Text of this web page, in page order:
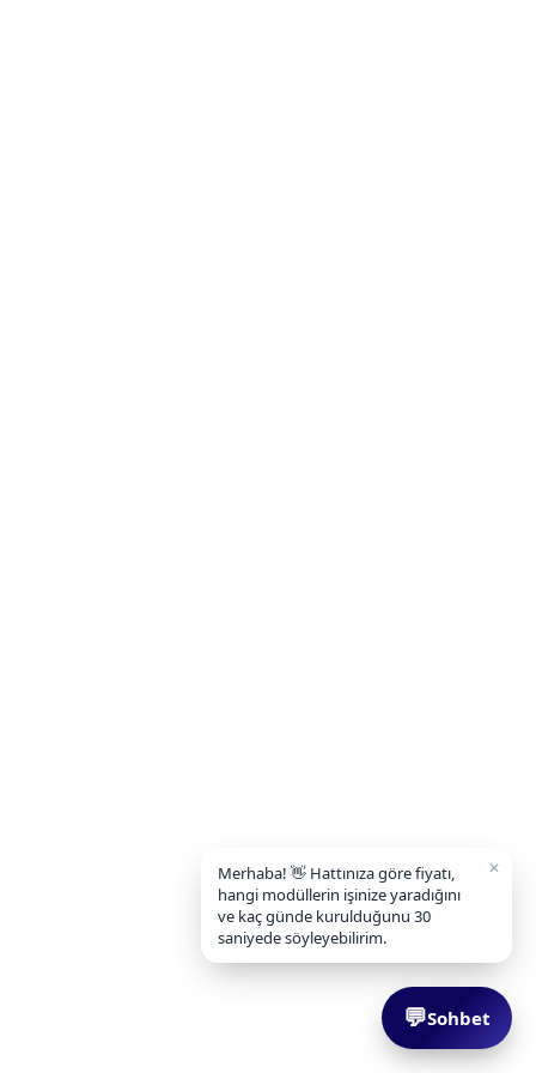
💬Sohbet
Merhaba! 👋 Hattınıza göre fiyatı,
hangi modüllerin işinize yaradığını
ve kaç günde kurulduğunu 30
saniyede söyleyebilirim.
✕